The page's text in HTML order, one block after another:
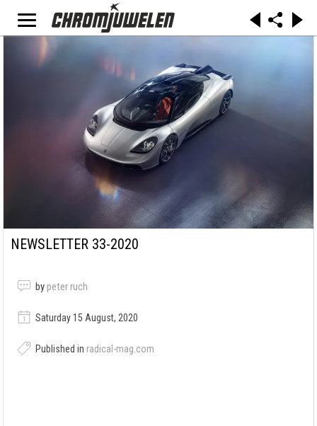
NEWSLETTER 33-2020
by peter ruch
Saturday 15 August, 2020
Published in radical-mag.com